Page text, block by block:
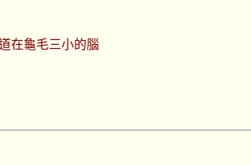
在龜毛三小的腦